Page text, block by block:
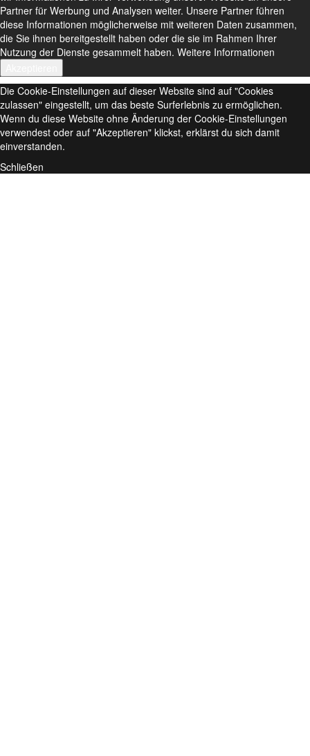
Partner für Werbung und Analysen weiter. Unsere Partner führen
diese Informationen möglicherweise mit weiteren Daten zusammen,
die Sie ihnen bereitgestellt haben oder die sie im Rahmen Ihrer
Nutzung der Dienste gesammelt haben. Weitere Informationen
Die Cookie-Einstellungen auf dieser Website sind auf "Cookies
zulassen" eingestellt, um das beste Surferlebnis zu ermöglichen.
Wenn du diese Website ohne Änderung der Cookie-Einstellungen
verwendest oder auf "Akzeptieren" klickst, erklärst du sich damit
einverstanden.
Schließen